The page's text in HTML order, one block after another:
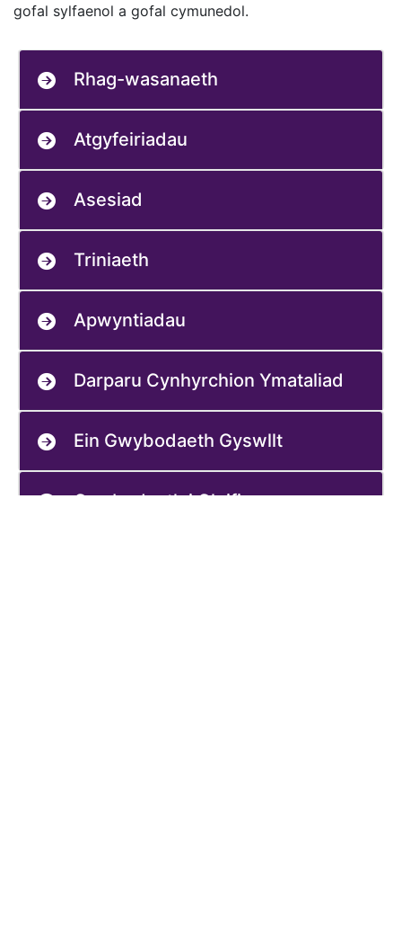
gofal sylfaenol a gofal cymunedol.
Rhag-wasanaeth
Atgyfeiriadau
Asesiad
Triniaeth
Apwyntiadau
Darparu Cynhyrchion Ymataliad
Ein Gwybodaeth Gyswllt
Gwybodaeth i Gleifion